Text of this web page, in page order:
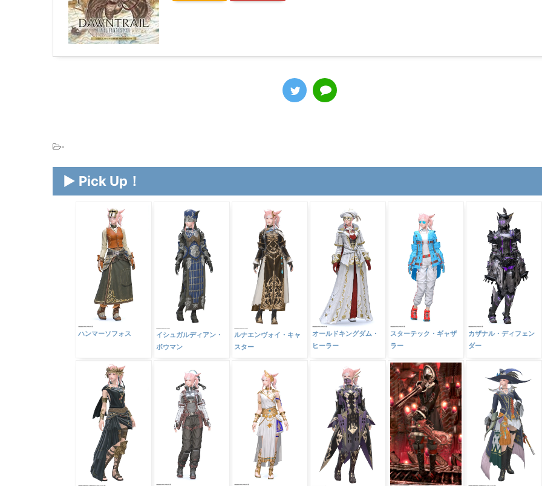
-
▶ Pick Up！
ハンマーソフォス
イシュガルディアン・
ボウマン
ルナエンヴォイ・キャ
スター
オールドキングダム・
ヒーラー
スターテック・ギャザ
ラー
カザナル・ディフェン
ダー